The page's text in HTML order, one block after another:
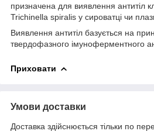
призначена для виявлення антитіл
Trichinella spiralis у сироватці чи
Виявлення антитіл базується на
твердофазного імуноферментного
Приховати
Умови доставки
Доставка здійснюється тільки по